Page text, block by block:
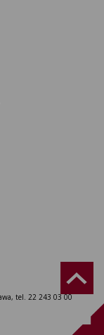
tel. 22 243 03 00